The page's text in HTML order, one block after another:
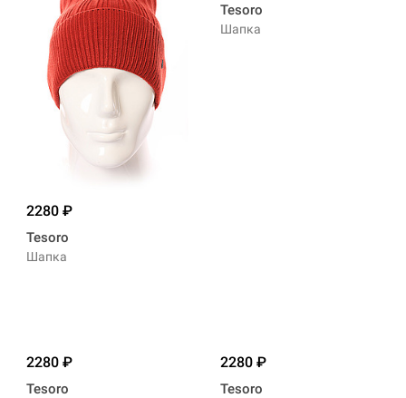
2280
Tesoro
Шапка
Tesoro
Шапка
2280
Tesoro
2280
Tesoro